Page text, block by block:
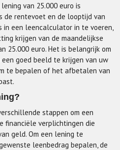
van 25.000 euro is
de rentevoet en de looptijd van
in een leencalculator in te voeren,
krijgen van de maandelijkse
25.000 euro. Het is belangrijk om
goed beeld te krijgen van uw
te bepalen of het afbetalen van
stappen om een
financiële verplichtingen die
geld. Om een lening te
leenbedrag bepalen, de